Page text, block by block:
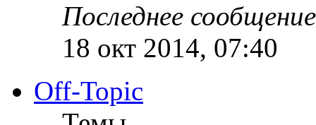
Последнее сообщение
18 окт 2014, 07:40
Off-Topic